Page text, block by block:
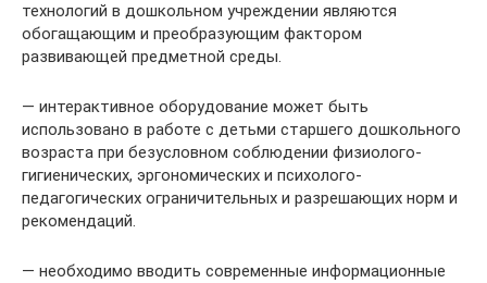
технологий в дошкольном учреждении являются
обогащающим и преобразующим фактором
развивающей предметной среды.
— интерактивное оборудование может быть
использовано в работе с детьми старшего дошкольного
возраста при безусловном соблюдении физиолого-
гигиенических, эргономических и психолого-
педагогических ограничительных и разрешающих норм и
рекомендаций.
— необходимо вводить современные информационные